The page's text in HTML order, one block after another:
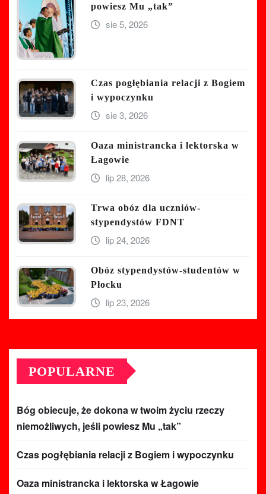
powiesz Mu „tak”
sie 5, 2026
Czas pogłębiania relacji z Bogiem
i wypoczynku
sie 3, 2026
Oaza ministrancka i lektorska w
Łagowie
lip 28, 2026
Trwa obóz dla uczniów-
stypendystów FDNT
lip 24, 2026
Obóz stypendystów-studentów w
Płocku
lip 23, 2026
POPULARNE
Bóg obiecuje, że dokona w twoim życiu rzeczy
niemożliwych, jeśli powiesz Mu „tak”
Czas pogłębiania relacji z Bogiem i wypoczynku
Oaza ministrancka i lektorska w Łagowie